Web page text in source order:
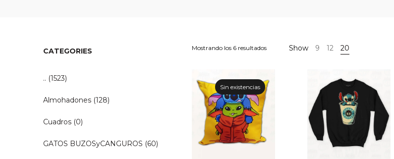
Mostrando los 6 resultados Show 9 12 20
Sin existencias
CATEGORIES
.. (1523)
Almohadones (128)
Cuadros (0)
GATOS BUZOSyCANGUROS (60)